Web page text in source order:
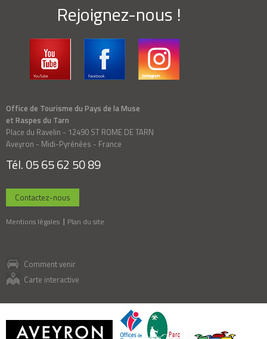
Rejoignez-nous !
Office de Tourisme du Pays de la Muse
et Raspes du Tarn
Place du Ravelin - 12490 ST ROME DE TARN
Aveyron - Midi-Pyrénées - France
Tél. 05 65 62 50 89
Contactez-nous
Mentions légales Plan du site
Comment venir
Carte interactive